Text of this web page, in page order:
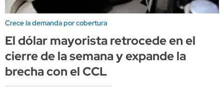
Crece la demanda por cobertura
El dólar mayorista retrocede en el
cierre de la semana y expande la
brecha con el CCL